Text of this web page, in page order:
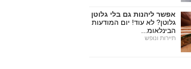
אפשר ליהנות גם בלי גלוטן
גלוטן? לא עוד! יום המודעות
הבינלאומ...
תיירות ונופש